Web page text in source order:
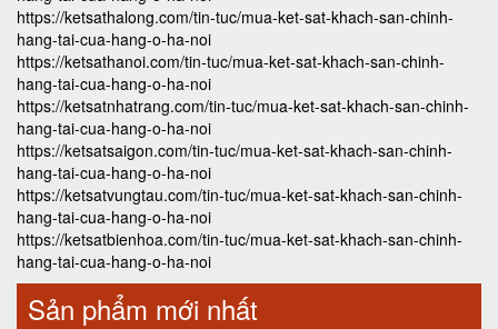
https://ketsathalong.com/tin-tuc/mua-ket-sat-khach-san-chinh-
hang-tai-cua-hang-o-ha-noi
https://ketsathanoi.com/tin-tuc/mua-ket-sat-khach-san-chinh-
hang-tai-cua-hang-o-ha-noi
https://ketsatnhatrang.com/tin-tuc/mua-ket-sat-khach-san-chinh-
hang-tai-cua-hang-o-ha-noi
https://ketsatsaigon.com/tin-tuc/mua-ket-sat-khach-san-chinh-
hang-tai-cua-hang-o-ha-noi
https://ketsatvungtau.com/tin-tuc/mua-ket-sat-khach-san-chinh-
hang-tai-cua-hang-o-ha-noi
https://ketsatbienhoa.com/tin-tuc/mua-ket-sat-khach-san-chinh-
hang-tai-cua-hang-o-ha-noi
Sản phẩm mới nhất